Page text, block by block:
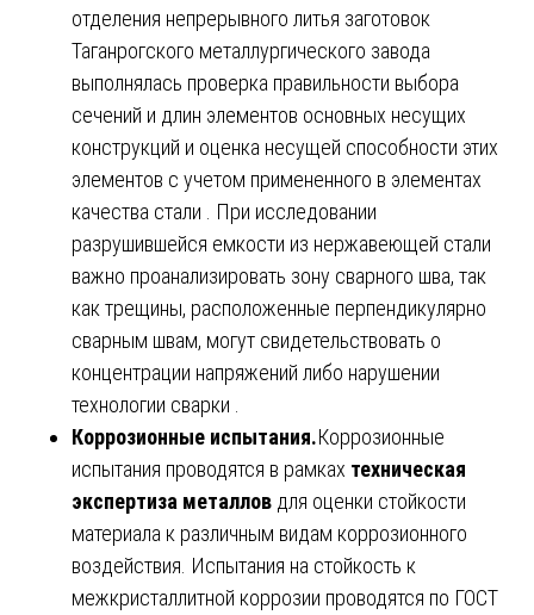
отделения непрерывного литья заготовок
Таганрогского металлургического завода
выполнялась проверка правильности выбора
сечений и длин элементов основных несущих
конструкций и оценка несущей способности этих
элементов с учетом примененного в элементах
качества стали . При исследовании
разрушившейся емкости из нержавеющей стали
важно проанализировать зону сварного шва, так
как трещины, расположенные перпендикулярно
сварным швам, могут свидетельствовать о
концентрации напряжений либо нарушении
технологии сварки .
Коррозионные испытания.Коррозионные
испытания проводятся в рамках техническая
экспертиза металлов для оценки стойкости
материала к различным видам коррозионного
воздействия. Испытания на стойкость к
межкристаллитной коррозии проводятся по ГОСТ